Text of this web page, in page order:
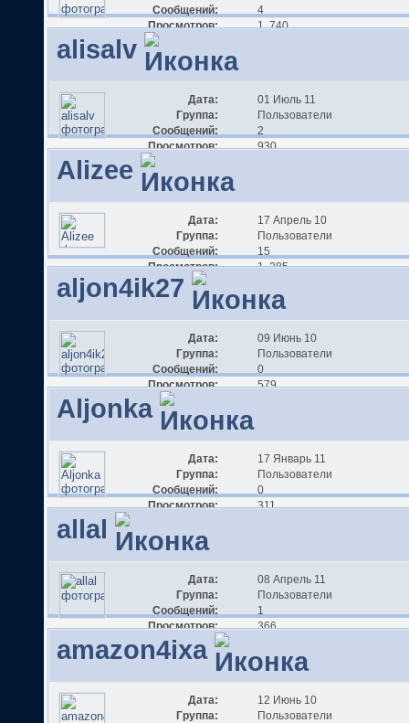
Сообщений:
4
Просмотров:
1 740
alisalv
Дата:
01 Июль 11
Группа:
Пользователи
Сообщений:
2
Просмотров:
930
Alizee
Дата:
17 Апрель 10
Группа:
Пользователи
Сообщений:
15
Просмотров:
1 285
aljon4ik27
Дата:
09 Июнь 10
Группа:
Пользователи
Сообщений:
0
Просмотров:
579
Aljonka
Дата:
17 Январь 11
Группа:
Пользователи
Сообщений:
0
Просмотров:
311
allal
Дата:
08 Апрель 11
Группа:
Пользователи
Сообщений:
1
Просмотров:
366
amazon4ixa
Дата:
12 Июнь 10
Группа:
Пользователи